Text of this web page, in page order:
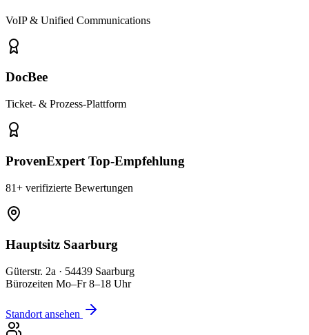
VoIP & Unified Communications
DocBee
Ticket- & Prozess-Plattform
ProvenExpert Top-Empfehlung
81+ verifizierte Bewertungen
Hauptsitz Saarburg
Güterstr. 2a · 54439 Saarburg
Bürozeiten Mo–Fr 8–18 Uhr
Standort ansehen